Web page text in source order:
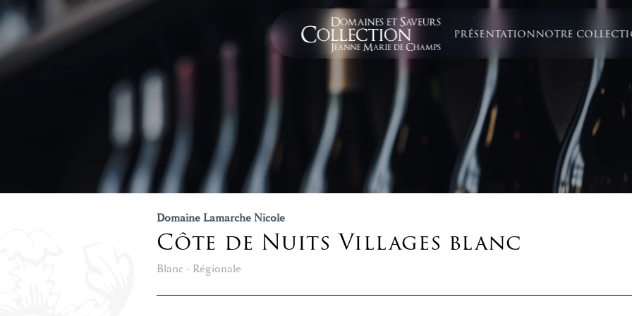
PRÉSENTATIONNOTRE
Domaine Lamarche Nicole
Côte de Nuits Villages blanc
Blanc - Régionale